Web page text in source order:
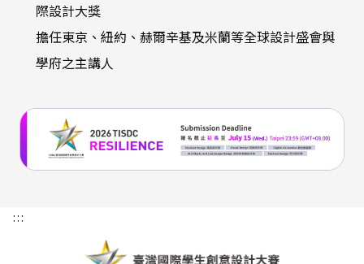
際設計大獎
擔任東京、紐約、赫爾辛基及米蘭等全球設計盛會與
學府之主講人
:::